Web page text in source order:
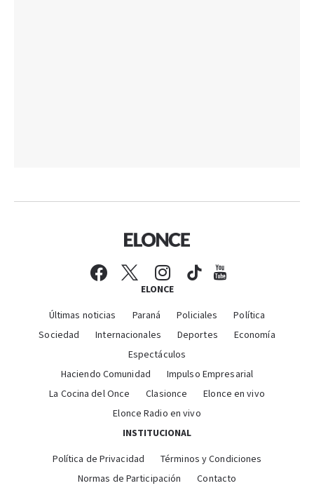
ELONCE
Últimas noticias Paraná Policiales
Política
Sociedad
Internacionales Deportes
Economía
Espectáculos
Haciendo Comunidad
Impulso Empresarial
La Cocina del Once
Clasionce
Elonce en vivo
Elonce Radio en vivo
INSTITUCIONAL
Política de Privacidad
Términos y Condiciones
Normas de Participación
Contacto